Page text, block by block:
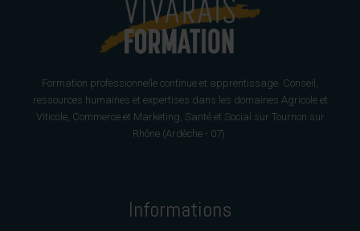
Formation professionnelle continue et apprentissage. Conseil,
ressources humaines et expertises dans les domaines Agricole et
Viticole, Commerce et Marketing, Santé et Social sur Tournon sur
Rhône (Ardèche - 07).
Informations